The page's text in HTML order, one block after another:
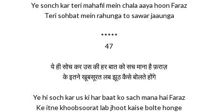
Ye sonch kar teri mahafil mein chala aaya hoon Faraz
Teri sohbat mein rahunga to sawar jaaunga
*****
47
ये ही सोच कर उस की हर बात को सच माना है फ़राज़
के इतने खूबसूरत लब झूठ कैसे बोलते होंगे
Ye hi soch kar us ki har baat ko sach mana hai Faraz
Ke itne khoobsoorat lab jhoot kaise bolte honge